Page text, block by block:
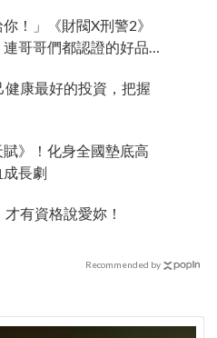
！」《財閥X刑警2》
哥哥們都認證的好品
康最好的投資，把握
》！化身全國墊底高
長劇
有資格說愛妳！
Recommended by